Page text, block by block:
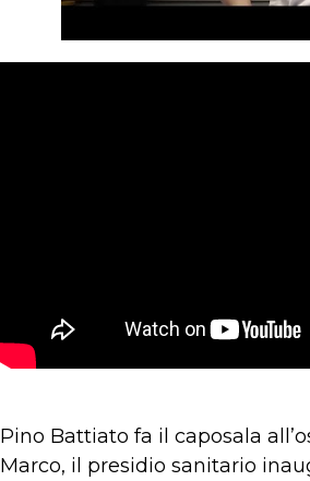
Pino Battiato fa il caposala
Marco, il presidio sanitario